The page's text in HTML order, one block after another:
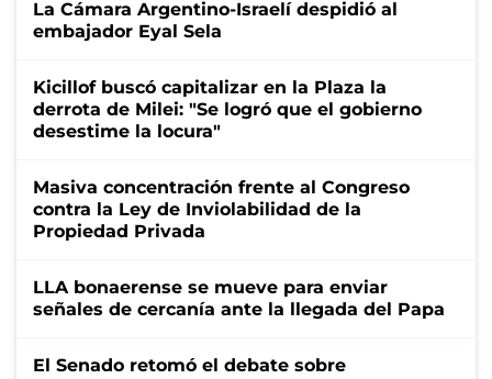
La Cámara Argentino-Israelí despidió al
embajador Eyal Sela
Kicillof buscó capitalizar en la Plaza la
derrota de Milei: "Se logró que el gobierno
desestime la locura"
Masiva concentración frente al Congreso
contra la Ley de Inviolabilidad de la
Propiedad Privada
LLA bonaerense se mueve para enviar
señales de cercanía ante la llegada del Papa
El Senado retomó el debate sobre